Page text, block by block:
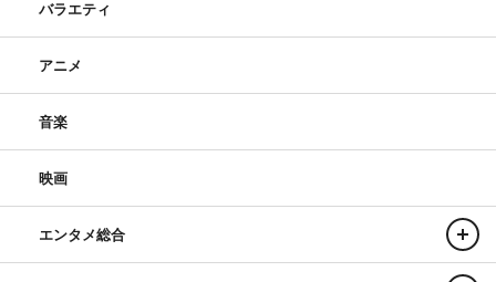
バラエティ
アニメ
音楽
映画
エンタメ総合